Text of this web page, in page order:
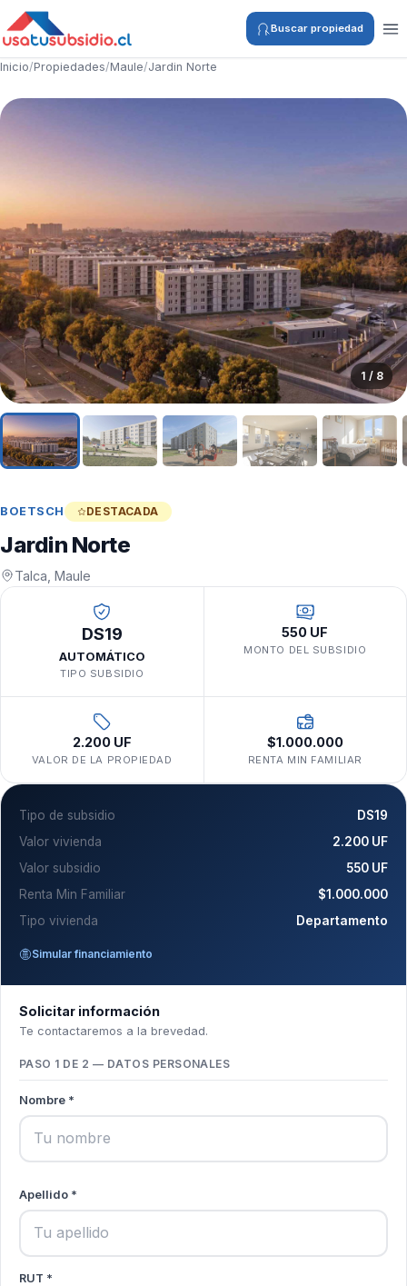
Buscar propiedad
Inicio/Propiedades/Maule/Jardin Norte
1 / 8
BOETSCH DESTACADA
Jardin Norte
Talca, Maule
DS19
AUTOMÁTICO
TIPO SUBSIDIO
550 UF
MONTO DEL SUBSIDIO
2.200 UF
VALOR DE LA PROPIEDAD
$1.000.000
RENTA MIN FAMILIAR
Tipo de subsidio
DS19
Valor vivienda
2.200 UF
Valor subsidio
550 UF
Renta Min Familiar
$1.000.000
Tipo vivienda
Departamento
Simular financiamiento
Solicitar información
Te contactaremos a la brevedad.
PASO 1 DE 2 — DATOS PERSONALES
Nombre *
Apellido *
RUT *